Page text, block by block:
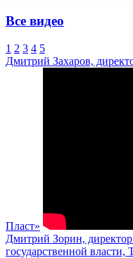
Все видео
1 2 3 4 5
Дмитрий Захаров,
Пласт»
Дмитрий Зорин,
государственной